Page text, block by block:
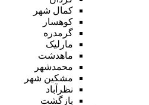
کمال شهر
کوهسار
گرمدره
مارلیک
ماهدشت
محمدشهر
مشکین شهر
نظرآباد
بازگشت